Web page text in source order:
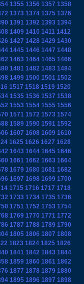
1355 1356 1357 1358
1373 1374 1375 1376
1391 1392 1393 1394
1409 1410 1411 1412
1427 1428 1429 1430
1445 1446 1447 1448
1463 1464 1465 1466
1481 1482 1483 1484
1499 1500 1501 1502
1517 1518 1519 1520
1535 1536 1537 1538
1553 1554 1555 1556
1571 1572 1573 1574
1589 1590 1591 1592
1607 1608 1609 1610
1625 1626 1627 1628
1643 1644 1645 1646
1661 1662 1663 1664
1679 1680 1681 1682
1697 1698 1699 1700
1715 1716 1717 1718
1733 1734 1735 1736
1751 1752 1753 1754
1769 1770 1771 1772
1787 1788 1789 1790
1805 1806 1807 1808
1823 1824 1825 1826
1841 1842 1843 1844
1859 1860 1861 1862
1877 1878 1879 1880
1895 1896 1897 1898